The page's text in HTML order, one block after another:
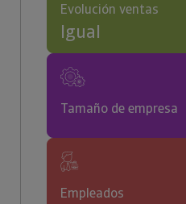
Evolución ventas
Igual
Tamaño de empresa
Empleados